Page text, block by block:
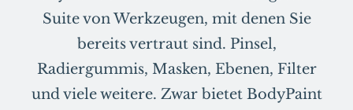
Suite von Werkzeugen, mit denen Sie
bereits vertraut sind. Pinsel,
Radiergummis, Masken, Ebenen, Filter
und viele weitere. Zwar bietet BodyPaint